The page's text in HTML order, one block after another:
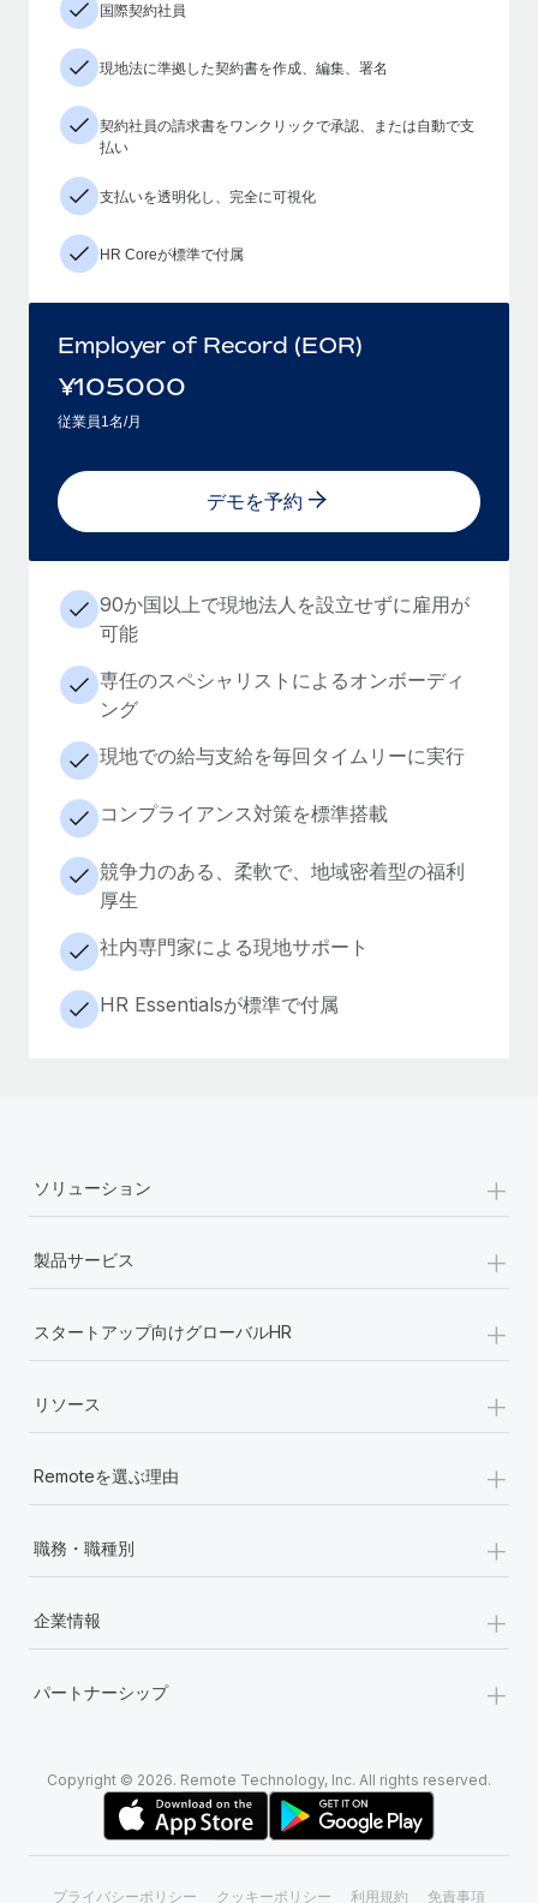
国際契約社員
現地法に準拠した契約書を作成、編集、署名
契約社員の請求書をワンクリックで承認、または自動で支
払い
支払いを透明化し、完全に可視化
HR Coreが標準で付属
Employer of Record (EOR)
¥105000
従業員1名/月
デモを予約
90か国以上で現地法人を設立せずに雇用が
可能
専任のスペシャリストによるオンボーディ
ング
現地での給与支給を毎回タイムリーに実行
コンプライアンス対策を標準搭載
競争力のある、柔軟で、地域密着型の福利
厚生
社内専門家による現地サポート
HR Essentialsが標準で付属
ソリューション +
製品サービス +
スタートアップ向けグローバルHR +
リソース +
Remoteを選ぶ理由 +
職務・職種別 +
企業情報 +
パートナーシップ +
Copyright © 2026. Remote Technology, Inc. All rights reserved.
プライバシーポリシー クッキーポリシー 利用規約 免責事項